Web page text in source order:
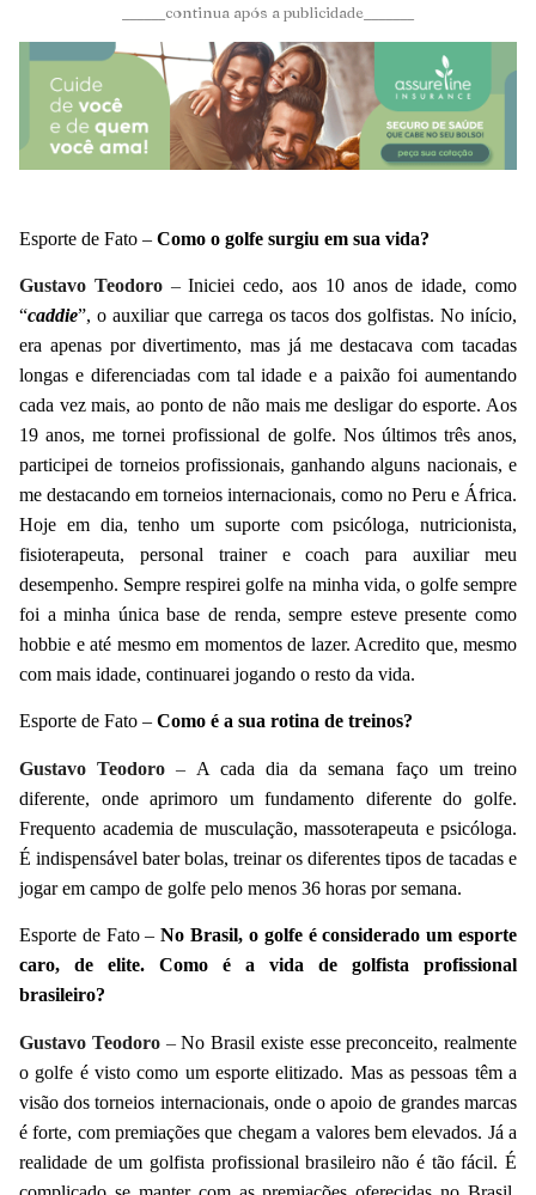
______continua após a publicidade_______
Esporte de Fato – Como o golfe surgiu em sua vida?
Gustavo Teodoro– Iniciei cedo, aos 10 anos de idade, como
“caddie”, o auxiliar que carrega os tacos dos golfistas. No início,
era apenas por divertimento, mas já me destacava com tacadas
longas e diferenciadas com tal idade e a paixão foi aumentando
cada vez mais, ao ponto de não mais me desligar do esporte. Aos
19 anos, me tornei profissional de golfe. Nos últimos três anos,
participei de torneios profissionais, ganhando alguns nacionais, e
me destacando em torneios internacionais, como no Peru e África.
Hoje em dia, tenho um suporte com psicóloga, nutricionista,
fisioterapeuta, personal trainer e coach para auxiliar meu
desempenho. Sempre respirei golfe na minha vida, o golfe sempre
foi a minha única base de renda, sempre esteve presente como
hobbie e até mesmo em momentos de lazer. Acredito que, mesmo
com mais idade, continuarei jogando o resto da vida.
Esporte de Fato – Como é a sua rotina de treinos?
Gustavo Teodoro – A cada dia da semana faço um treino
diferente, onde aprimoro um fundamento diferente do golfe.
Frequento academia de musculação, massoterapeuta e psicóloga.
É indispensável bater bolas, treinar os diferentes tipos de tacadas e
jogar em campo de golfe pelo menos 36 horas por semana.
Esporte de Fato – No Brasil, o golfe é considerado um esporte
caro, de elite. Como é a vida de golfista profissional
brasileiro?
Gustavo Teodoro– No Brasil existe esse preconceito, realmente
o golfe é visto como um esporte elitizado. Mas as pessoas têm a
visão dos torneios internacionais, onde o apoio de grandes marcas
é forte, com premiações que chegam a valores bem elevados. Já a
realidade de um golfista profissional brasileiro não é tão fácil. É